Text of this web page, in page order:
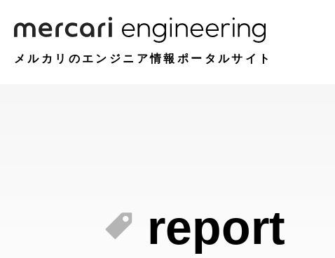
メルカリのエンジニア情報ポータルサイト
report